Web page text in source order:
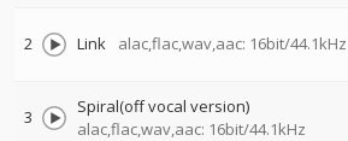
2 Link alac,flac,wav,aac: 16bit/44.1kHz
3
Spiral(off vocal version)
alac,flac,wav,aac: 16bit/44.1kHz